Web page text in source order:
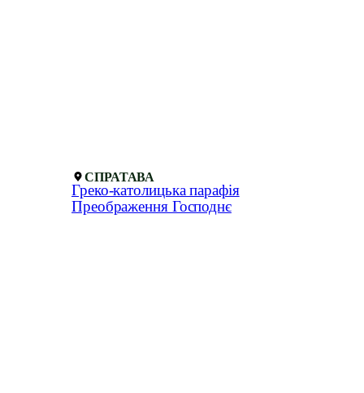
СПРАТАВА
Греко-католицька парафія
Преображення Господнє